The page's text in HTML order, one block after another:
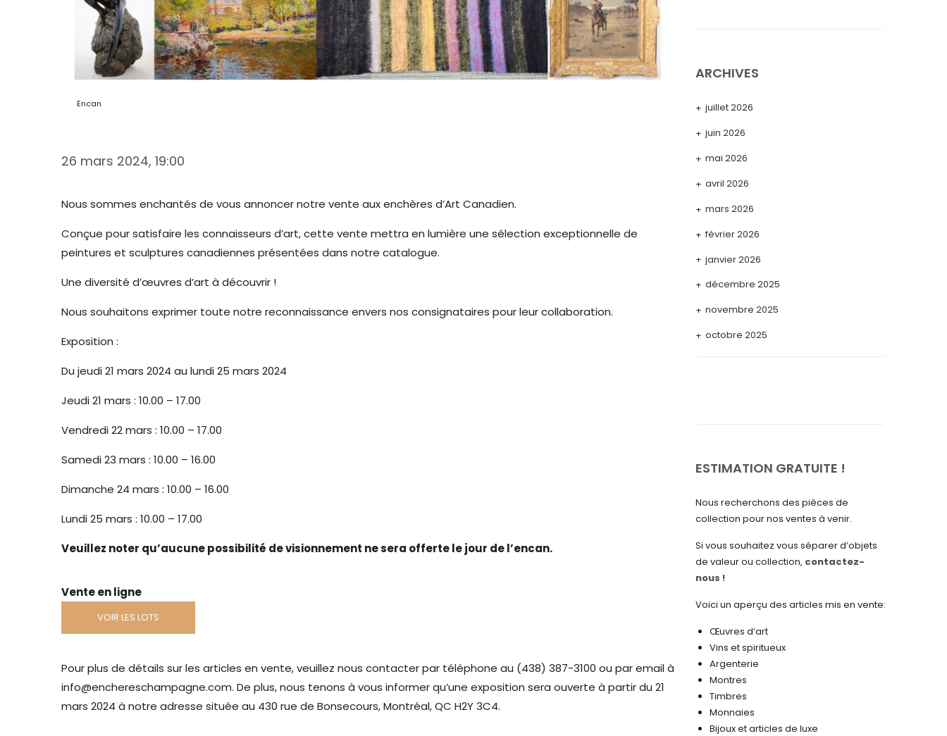
Encan
26 mars 2024, 19:00
Nous sommes enchantés de vous annoncer notre vente aux enchères d’Art Canadien.
Conçue pour satisfaire les connaisseurs d’art, cette vente mettra en lumière une sélection exceptionnelle de
peintures et sculptures canadiennes présentées dans notre catalogue.
Une diversité d’œuvres d’art à découvrir !
Nous souhaitons exprimer toute notre reconnaissance envers nos consignataires pour leur collaboration.
Exposition :
Du jeudi 21 mars 2024 au lundi 25 mars 2024
Jeudi 21 mars : 10.00 – 17.00
Vendredi 22 mars : 10.00 – 17.00
Samedi 23 mars : 10.00 – 16.00
Dimanche 24 mars : 10.00 – 16.00
Lundi 25 mars : 10.00 – 17.00
Veuillez noter qu’aucune possibilité de visionnement ne sera offerte le jour de l’encan.
Vente en ligne
VOIR LES LOTS
Pour plus de détails sur les articles en vente, veuillez nous contacter par téléphone au (438) 387-3100 ou par email à
info@enchereschampagne.com. De plus, nous tenons à vous informer qu’une exposition sera ouverte à partir du 21
mars 2024 à notre adresse située au 430 rue de Bonsecours, Montréal, QC H2Y 3C4.
ARCHIVES
juillet 2026
juin 2026
mai 2026
avril 2026
mars 2026
février 2026
janvier 2026
décembre 2025
novembre 2025
octobre 2025
avril 2025
février 2025
décembre 2024
octobre 2024
septembre 2024
août 2024
mai 2024
ESTIMATION GRATUITE !
Nous recherchons des pièces de
collection pour nos ventes à venir.
Si vous souhaitez vous séparer d’objets
de valeur ou collection, contactez-
nous !
Voici un aperçu des articles mis en vente:
Œuvres d’art
Vins et spiritueux
Argenterie
Montres
Timbres
Monnaies
Bijoux et articles de luxe